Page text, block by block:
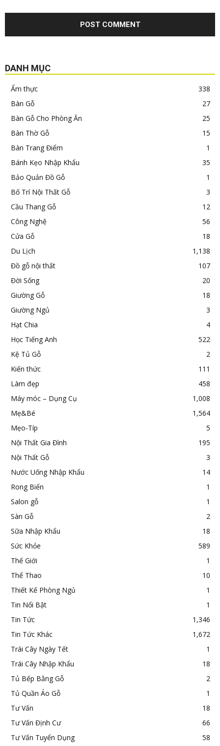
DANH MỤC
Ẩm thực
338
Bàn Gỗ
27
Bàn Gỗ Cho Phòng Ăn
25
Bàn Thờ Gỗ
15
Bàn Trang Điểm
1
Bánh Kẹo Nhập Khẩu
35
Bảo Quản Đồ Gỗ
1
Bố Trí Nội Thất Gỗ
3
Cầu Thang Gỗ
12
Công Nghệ
56
Cửa Gỗ
18
Du Lịch
1,138
Đồ gỗ nội thất
107
Đời Sống
20
Giường Gỗ
18
Giường Ngủ
3
Hạt Chia
4
Học Tiếng Anh
522
Kệ Tủ Gỗ
2
Kiến thức
111
Làm đẹp
458
Máy móc – Dụng Cụ
1,008
Mẹ&Bé
1,564
Mẹo-Típ
5
Nội Thất Gia Đình
195
Nội Thất Gỗ
3
Nước Uống Nhập Khẩu
14
Rong Biển
1
Salon gỗ
1
Sàn Gỗ
2
Sữa Nhập Khẩu
18
Sức Khỏe
589
Thế Giới
1
Thể Thao
10
Thiết Kế Phòng Ngủ
1
Tin Nổi Bật
1
Tin Tức
1,346
Tin Tức Khác
1,672
Trái Cây Ngày Tết
1
Trái Cây Nhập Khẩu
18
Tủ Bếp Bằng Gỗ
2
Tủ Quần Áo Gỗ
1
Tư Vấn
18
Tư Vấn Định Cư
66
Tư Vấn Tuyển Dụng
58